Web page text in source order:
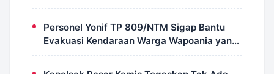
Petugas Damkar
Personel Yonif TP 809/NTM Sigap Bantu
Evakuasi Kendaraan Warga Wapoania yang
Terperosok ke Jurang